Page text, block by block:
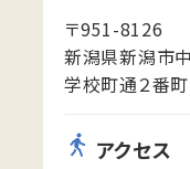
〒951-8126
新潟県新潟市
学校町通２番町
アクセス